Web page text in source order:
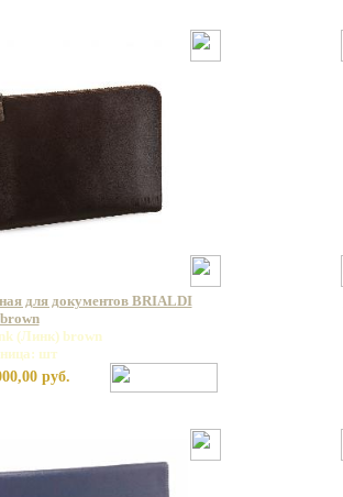
для документов BRIALDI
(Линк) brown
шт
руб.